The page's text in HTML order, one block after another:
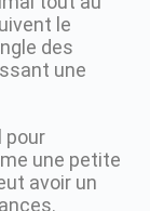
le
des
une
pour
une petite
avoir un